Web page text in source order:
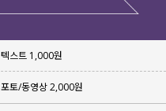
텍스트 1,000원
포토/동영상 2,000원